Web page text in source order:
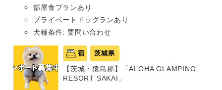
部屋食プランあり
プライベートドッグランあり
犬種条件: 要問い合わせ
宿 茨城県
【茨城・猿島郡】「ALOHA GLAMPING
RESORT SAKAI」